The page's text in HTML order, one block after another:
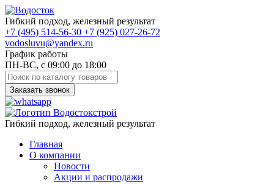
Гибкий подход, железный результат
+7 (495) 514-56-30 +7 (925) 027-26-72
vodosluvu@yandex.ru
График работы
ПН-ВС, с 09:00 до 18:00
Заказать звонок
Гибкий подход, железный результат
Главная
О компании
Новости
Акции и распродажи